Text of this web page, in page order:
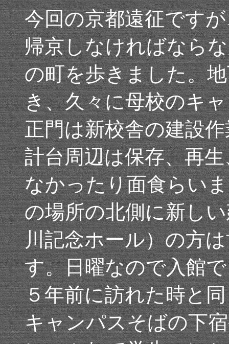
今回の京都遠征です
帰京しなければなら
の町を歩きました。
き、久々に母校のキ
正門は新校舎の建設
計台周辺は保存、再
なかったり面食らい
の場所の北側に新し
川記念ホール）の方
す。日曜なので入館
５年前に訪れた時と
キャンパスそばの下